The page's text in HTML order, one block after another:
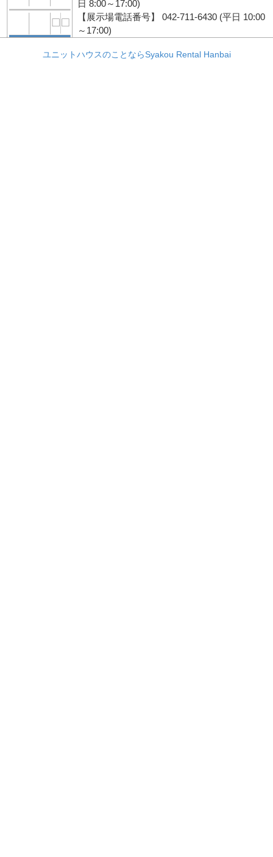
日 8:00～17:00)
【展示場電話番号】 042-711-6430 (平日 10:00
～17:00)
ユニットハウスのことならSyakou Rental Hanbai